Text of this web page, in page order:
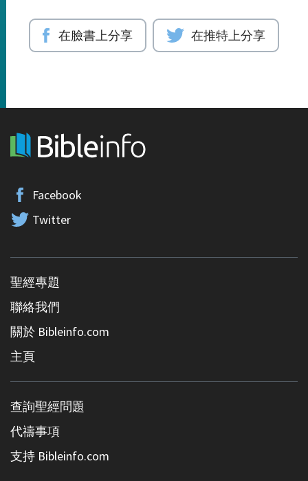
在臉書上分享 在推特上分享
Facebook
Twitter
聖經專題
聯絡我們
關於 Bibleinfo.com
主頁
查詢聖經問題
代禱事項
支持 Bibleinfo.com